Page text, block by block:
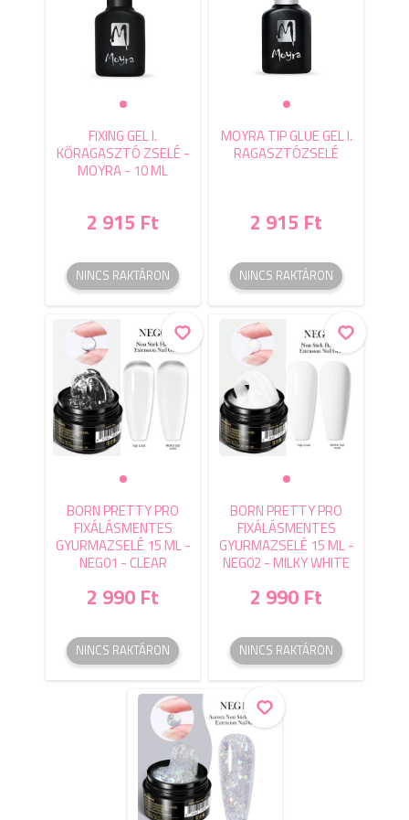
FIXING GEL I.
KŐRAGASZTÓ ZSELÉ -
MOYRA - 10 ML
2 915 Ft
NINCS RAKTÁRON
MOYRA TIP GLUE GEL I.
RAGASZTÓZSELÉ
2 915 Ft
NINCS RAKTÁRON
BORN PRETTY PRO
FIXÁLÁSMENTES
GYURMAZSELÉ 15 ML -
NEG01 - CLEAR
2 990 Ft
NINCS RAKTÁRON
BORN PRETTY PRO
FIXÁLÁSMENTES
GYURMAZSELÉ 15 ML -
NEG02 - MILKY WHITE
2 990 Ft
NINCS RAKTÁRON